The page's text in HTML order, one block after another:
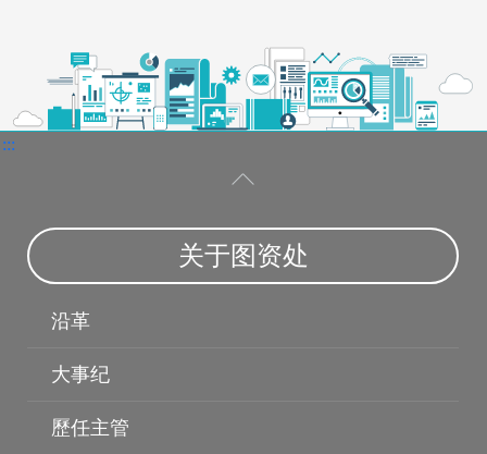
:::
关于图资处
沿革
大事纪
歷任主管